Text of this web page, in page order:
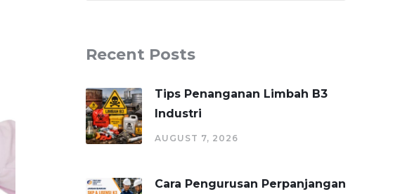
Recent Posts
Tips Penanganan Limbah B3
Industri
AUGUST 7, 2026
Cara Pengurusan Perpanjangan